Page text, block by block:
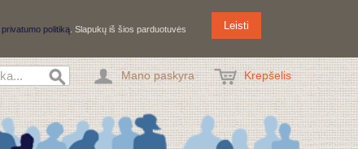
privatumo politiką . Slapukų iš šios parduotuvės
Leisti
Mano paskyra Krepšelis